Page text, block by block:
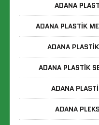
ADANA
ADANA PLASTIK
ADANA
ADANA PLASTIK
ADANA
ADANA